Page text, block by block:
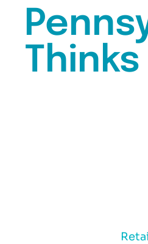
Thinks